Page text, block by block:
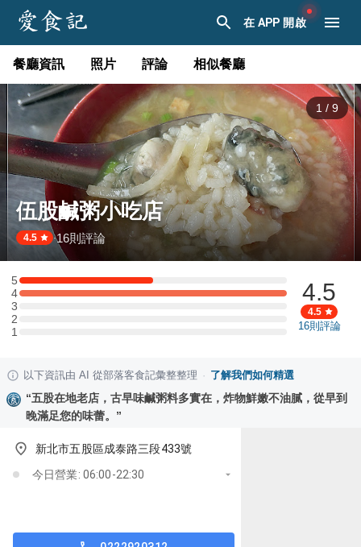
在 APP 開啟
餐廳資訊 照片 評論 相似餐廳
1 / 9
伍股鹹粥小吃店
4.5 ·16則評論
5
5 星：1 則評論
4
4 星：2 則評論
3
3 星：0 則評論
2
2 星：0 則評論
11 星：0 則評論
4.5
4.5
16則評論
以下資訊由 AI 從部落客食記彙整整理 · 了解我們如何精選
“五股在地老店，古早味鹹粥料多實在，炸物鮮嫩不油膩，從早到
晚滿足您的味蕾。 ”
新北市五股區成泰路三段433號
今日營業: 06:00-22:30